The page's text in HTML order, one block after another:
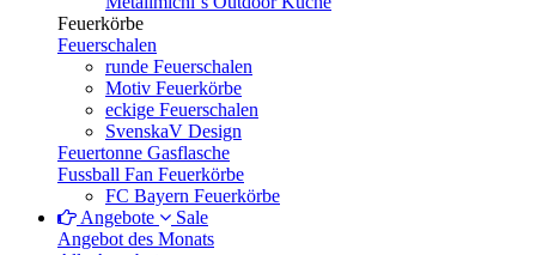
Feuerkörbe
Feuerschalen
runde Feuerschalen
Motiv Feuerkörbe
eckige Feuerschalen
SvenskaV Design
Feuertonne Gasflasche
Fussball Fan Feuerkörbe
FC Bayern Feuerkörbe
Angebote
Sale
Angebot des Monats